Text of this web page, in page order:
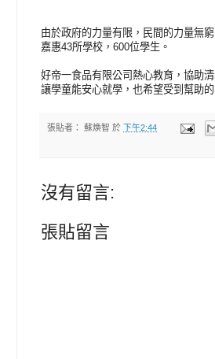
由於政府的力量有限，民間的力量無
嘉惠43所學校，600位學生。
好帝一食品有限公司熱心教育，協助
讓學童能安心就學，也希望受到幫助
張貼者： 蘇煥智 於 下午2:44
沒有留言:
張貼留言